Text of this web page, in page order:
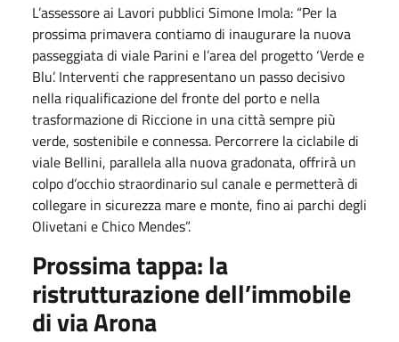
L’assessore ai Lavori pubblici Simone Imola: “Per la
prossima primavera contiamo di inaugurare la nuova
passeggiata di viale Parini e l’area del progetto ‘Verde e
Blu’. Interventi che rappresentano un passo decisivo
nella riqualificazione del fronte del porto e nella
trasformazione di Riccione in una città sempre più
verde, sostenibile e connessa. Percorrere la ciclabile di
viale Bellini, parallela alla nuova gradonata, offrirà un
colpo d’occhio straordinario sul canale e permetterà di
collegare in sicurezza mare e monte, fino ai parchi degli
Olivetani e Chico Mendes”.
Prossima tappa: la
ristrutturazione dell’immobile
di via Arona